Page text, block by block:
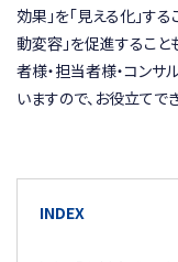
効果」を「見える化」す
動変容」を促進すること
者様・担当者様・コンサ
いますので、お役立てで
INDEX